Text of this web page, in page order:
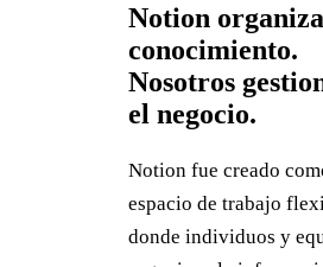
Notion
conocimiento.
Nosotros
el negocio.
Notion fue creado
espacio de trabajo
donde individuos y